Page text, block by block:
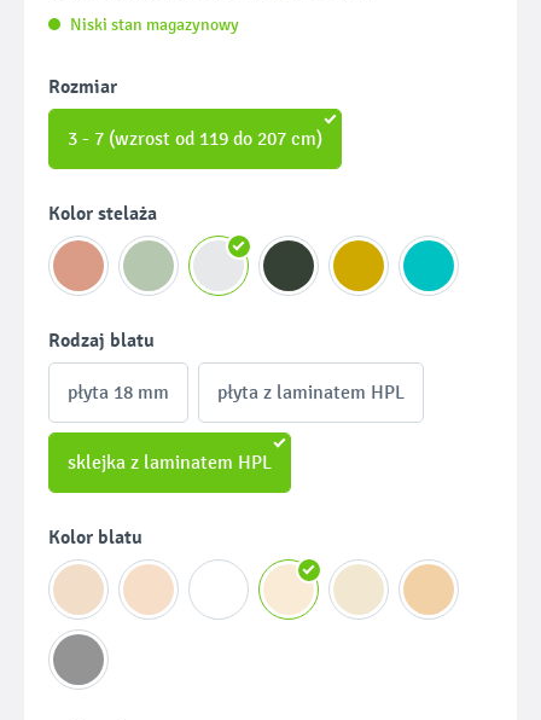
Niski stan magazynowy
Wybierz
Rozmiar
3 - 7 (wzrost od 119 do 207 cm)
Wybierz
Kolor stelaża
Wybierz
Rodzaj blatu
płyta 18 mm płyta z laminatem HPL
sklejka z laminatem HPL
Wybierz
Kolor blatu